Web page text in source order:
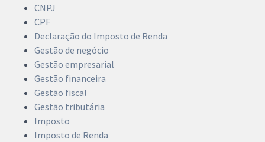
CNPJ
CPF
Declaração do Imposto de Renda
Gestão de negócio
Gestão empresarial
Gestão financeira
Gestão fiscal
Gestão tributária
Imposto
Imposto de Renda